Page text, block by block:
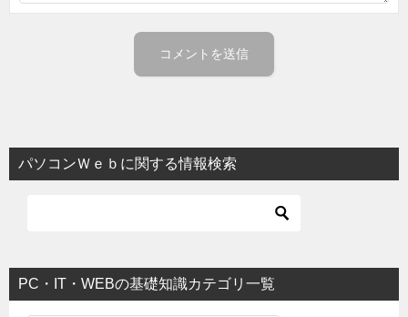
パソコンＷｅｂに関する情報検索
PC・IT・WEBの基礎知識カテゴリ一覧